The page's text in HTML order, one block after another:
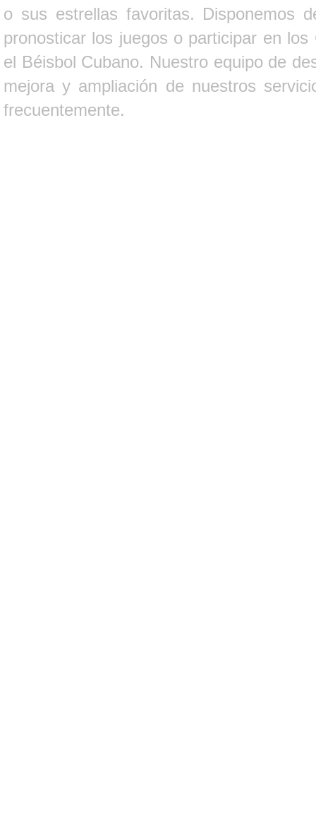
o sus estrellas favoritas. Disponemos
pronosticar los juegos o participar en
el Béisbol Cubano. Nuestro equipo de
mejora y ampliación de nuestros
frecuentemente.